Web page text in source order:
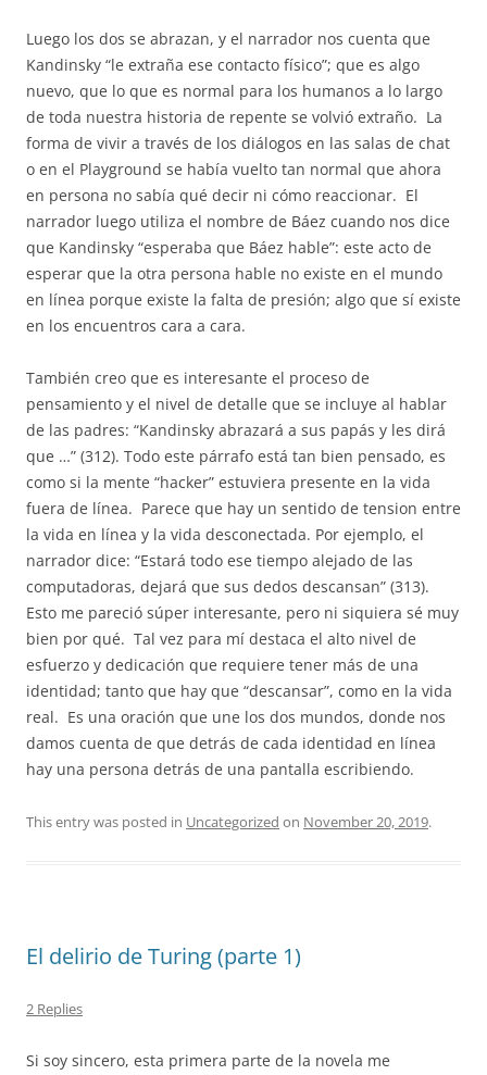
Luego los dos se abrazan, y el narrador nos cuenta que
Kandinsky “le extraña ese contacto físico”; que es algo
nuevo, que lo que es normal para los humanos a lo largo
de toda nuestra historia de repente se volvió extraño. La
forma de vivir a través de los diálogos en las salas de chat
o en el Playground se había vuelto tan normal que ahora
en persona no sabía qué decir ni cómo reaccionar. El
narrador luego utiliza el nombre de Báez cuando nos dice
que Kandinsky “esperaba que Báez hable”: este acto de
esperar que la otra persona hable no existe en el mundo
en línea porque existe la falta de presión; algo que sí existe
en los encuentros cara a cara.
También creo que es interesante el proceso de
pensamiento y el nivel de detalle que se incluye al hablar
de las padres: “Kandinsky abrazará a sus papás y les dirá
que …” (312). Todo este párrafo está tan bien pensado, es
como si la mente “hacker” estuviera presente en la vida
fuera de línea. Parece que hay un sentido de tension entre
la vida en línea y la vida desconectada. Por ejemplo, el
narrador dice: “Estará todo ese tiempo alejado de las
computadoras, dejará que sus dedos descansan” (313).
Esto me pareció súper interesante, pero ni siquiera sé muy
bien por qué. Tal vez para mí destaca el alto nivel de
esfuerzo y dedicación que requiere tener más de una
identidad; tanto que hay que “descansar”, como en la vida
real. Es una oración que une los dos mundos, donde nos
damos cuenta de que detrás de cada identidad en línea
hay una persona detrás de una pantalla escribiendo.
This entry was posted in Uncategorized on November 20, 2019.
El delirio de Turing (parte 1)
2 Replies
Si soy sincero, esta primera parte de la novela me